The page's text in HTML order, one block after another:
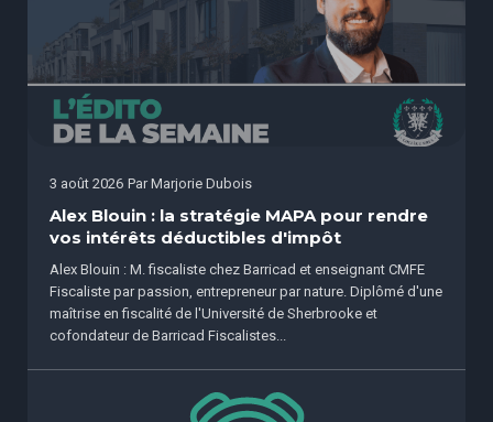
3 août 2026 Par Marjorie Dubois
Alex Blouin : la stratégie MAPA pour rendre
vos intérêts déductibles d'impôt
Alex Blouin : M. fiscaliste chez Barricad et enseignant CMFE
Fiscaliste par passion, entrepreneur par nature. Diplômé d'une
maîtrise en fiscalité de l'Université de Sherbrooke et
cofondateur de Barricad Fiscalistes...